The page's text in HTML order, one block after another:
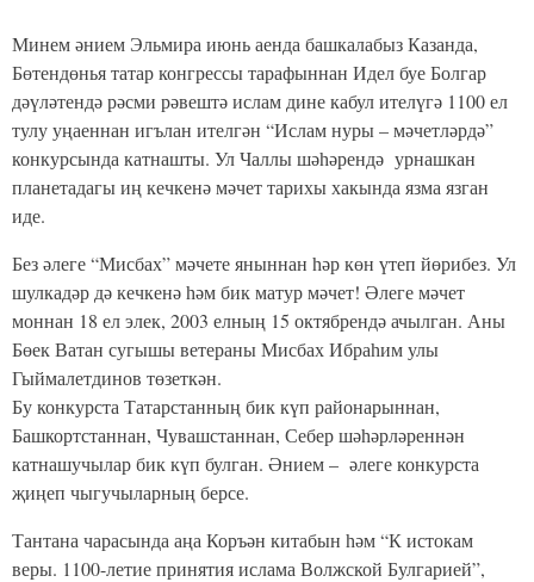
Минем әнием Эльмира июнь аенда башкалабыз Казанда,
Бөтендөнья татар конгрессы тарафыннан Идел буе Болгар
дәүләтендә рәсми рәвештә ислам дине кабул ителүгә 1100 ел
тулу уңаеннан игълан ителгән “Ислам нуры – мәчетләрдә”
конкурсында катнашты. Ул Чаллы шәһәрендә урнашкан
планетадагы иң кечкенә мәчет тарихы хакында язма язган
иде.
Без әлеге “Мисбах” мәчете яныннан һәр көн үтеп йөрибез. Ул
шулкадәр дә кечкенә һәм бик матур мәчет! Әлеге мәчет
моннан 18 ел элек, 2003 елның 15 октябрендә ачылган. Аны
Бөек Ватан сугышы ветераны Мисбах Ибраһим улы
Гыймалетдинов төзеткән.
Бу конкурста Татарстанның бик күп районарыннан,
Башкортстаннан, Чувашстаннан, Себер шәһәрләреннән
катнашучылар бик күп булган. Әнием – әлеге конкурста
җиңеп чыгучыларның берсе.
Тантана чарасында аңа Коръән китабын һәм “К истокам
веры. 1100-летие принятия ислама Волжской Булгарией”,